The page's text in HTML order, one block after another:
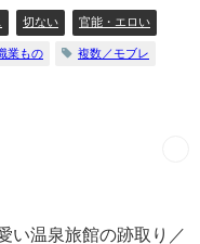
切ない 官能・エロい
業もの 複数／モブレ
い温泉旅館の跡取り／